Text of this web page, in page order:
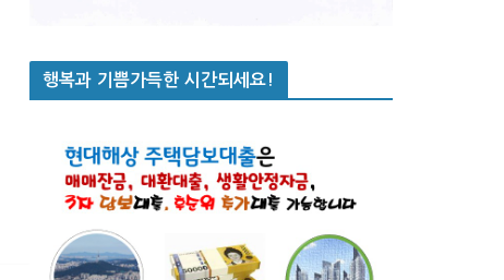
행복과 기쁨가득한 시간되세요!